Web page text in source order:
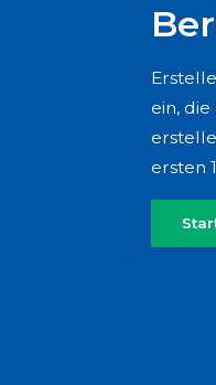
ein,
ersten